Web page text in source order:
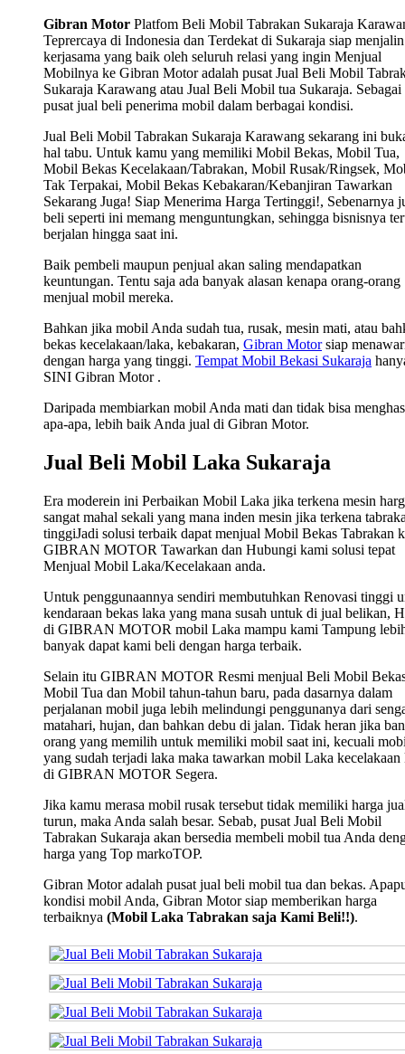
Gibran Motor Platfom Beli Mobil Tabrakan Sukaraja
Teprercaya di Indonesia dan Terdekat di Sukaraja siap menjalin
kerjasama yang baik oleh seluruh relasi yang ingin Menjual
Mobilnya ke Gibran Motor adalah pusat Jual Beli Mobil
Sukaraja Karawang atau Jual Beli Mobil tua Sukaraja. Sebagai
pusat jual beli penerima mobil dalam berbagai kondisi.
Jual Beli Mobil Tabrakan Sukaraja Karawang sekarang ini
hal tabu. Untuk kamu yang memiliki Mobil Bekas, Mobil Tua,
Mobil Bekas Kecelakaan/Tabrakan, Mobil Rusak/Ringsek,
Tak Terpakai, Mobil Bekas Kebakaran/Kebanjiran Tawarkan
Sekarang Juga! Siap Menerima Harga Tertinggi!, Sebenarnya
beli seperti ini memang menguntungkan, sehingga bisnisnya
berjalan hingga saat ini.
Baik pembeli maupun penjual akan saling mendapatkan
keuntungan. Tentu saja ada banyak alasan kenapa orang-orang
menjual mobil mereka.
Bahkan jika mobil Anda sudah tua, rusak, mesin mati, atau
bekas kecelakaan/laka, kebakaran, Gibran Motorsiap
dengan harga yang tinggi. Tempat Mobil Bekasi Sukaraja
SINI Gibran Motor .
Daripada membiarkan mobil Anda mati dan tidak bisa
apa-apa, lebih baik Anda jual di Gibran Motor.
Jual Beli Mobil Laka Sukaraja
Era moderein ini Perbaikan Mobil Laka jika terkena mesin
sangat mahal sekali yang mana inden mesin jika terkena
tinggiJadi solusi terbaik dapat menjual Mobil Bekas Tabrakan
GIBRAN MOTOR Tawarkan dan Hubungi kami solusi tepat
Menjual Mobil Laka/Kecelakaan anda.
Untuk penggunaannya sendiri membutuhkan Renovasi tinggi
kendaraan bekas laka yang mana susah untuk di jual belikan,
di GIBRAN MOTOR mobil Laka mampu kami Tampung
banyak dapat kami beli dengan harga terbaik.
Selain itu GIBRAN MOTOR Resmi menjual Beli Mobil
Mobil Tua dan Mobil tahun-tahun baru, pada dasarnya dalam
perjalanan mobil juga lebih melindungi penggunanya dari
matahari, hujan, dan bahkan debu di jalan. Tidak heran jika
orang yang memilih untuk memiliki mobil saat ini, kecuali
yang sudah terjadi laka maka tawarkan mobil Laka kecelakaan
di GIBRAN MOTOR Segera.
Jika kamu merasa mobil rusak tersebut tidak memiliki harga
turun, maka Anda salah besar. Sebab, pusat Jual Beli Mobil
Tabrakan Sukaraja akan bersedia membeli mobil tua Anda
harga yang Top markoTOP.
Gibran Motor adalah pusat jual beli mobil tua dan bekas.
kondisi mobil Anda, Gibran Motor siap memberikan harga
terbaiknya (Mobil Laka Tabrakan saja Kami Beli!!).